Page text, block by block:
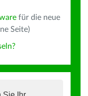
für die neue
Seite)